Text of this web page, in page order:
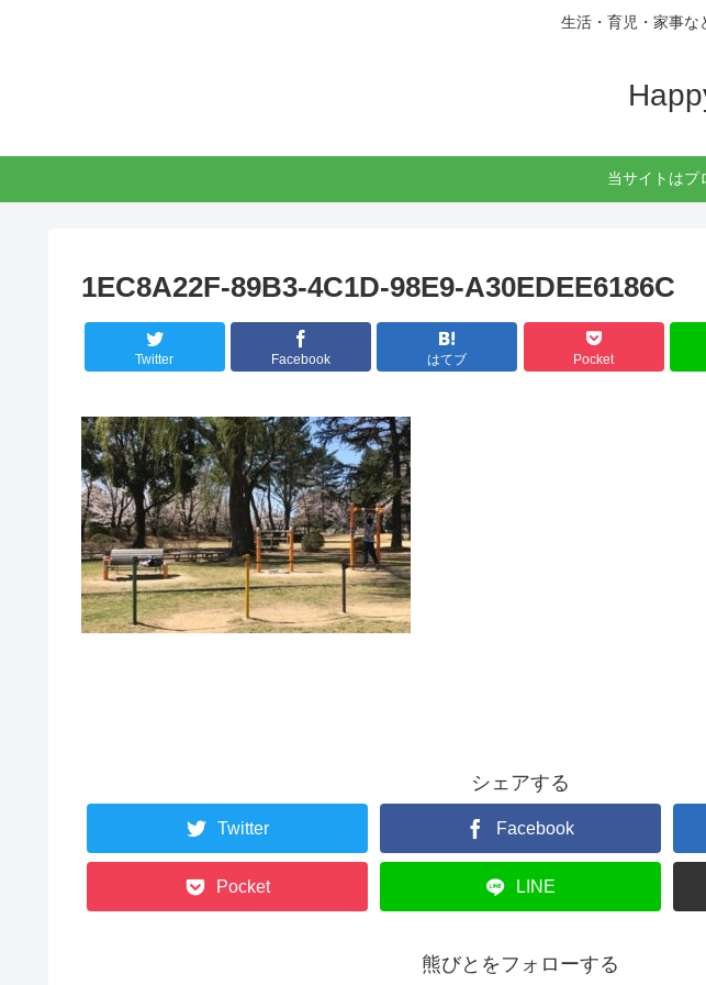
生活・育児・家事な
当サイトはプ
1EC8A22F-89B3-4C1D-98E9-A30EDEE6186C
Twitter Facebook はてブ Pocket
シェアする
Twitter Facebook
Pocket LINE
熊びとをフォローする